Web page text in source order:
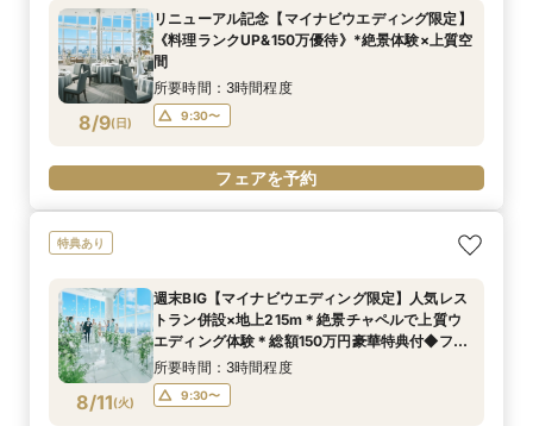
8/9(日)
リニューアル記念【マイナビウエディング限定】
《料理ランクUP&150万優待》*絶景体験×上質空
間
所要時間：3時間程度
9:30〜
フェアを予約
特典あり
8/11(火)
週末BIG【マイナビウエディング限定】人気レス
トラン併設×地上215m＊絶景チャペルで上質ウ
エディング体験＊総額150万円豪華特典付◆フェ
ア
所要時間：3時間程度
9:30〜